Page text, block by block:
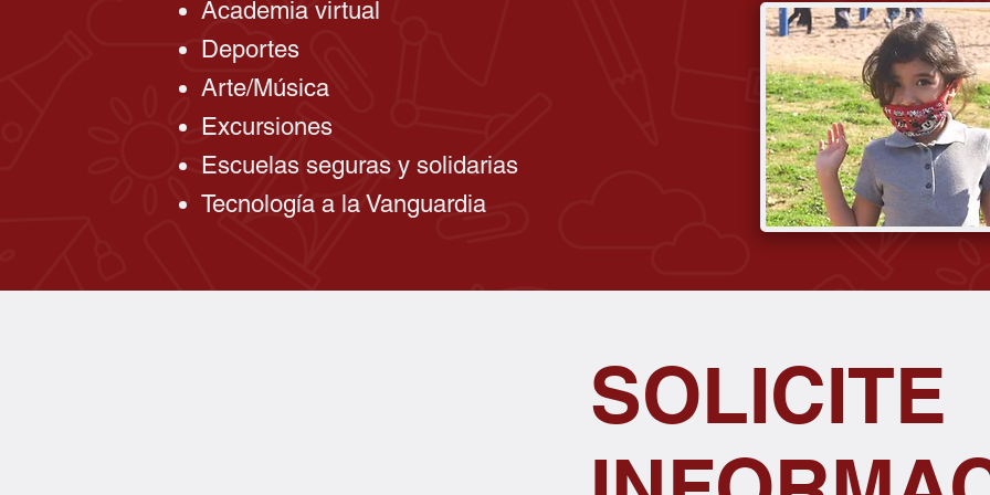
Academia virtual
Deportes
Arte/Música
Excursiones
Escuelas seguras y solidarias
Tecnología a la Vanguardia
SOLICITE